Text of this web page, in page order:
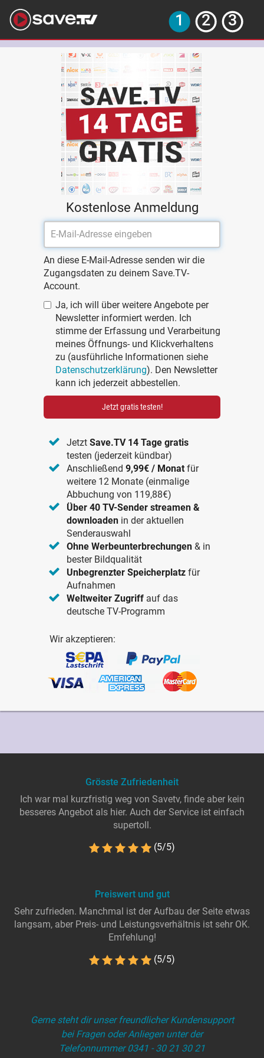
Kostenlose Anmeldung
An diese E-Mail-Adresse senden wir die
Zugangsdaten zu deinem Save.TV-
Account.
Ja, ich will über weitere Angebote per
Newsletter informiert werden. Ich
stimme der Erfassung und Verarbeitung
meines Öffnungs- und Klickverhaltens
zu (ausführliche Informationen siehe
Datenschutzerklärung). Den Newsletter
kann ich jederzeit abbestellen.
Jetzt gratis testen!
JetztSave.TV 14 Tage gratis
testen (jederzeit kündbar)
Anschließend9,99€ / Monat für
weitere 12 Monate (einmalige
Abbuchung von 119,88€)
Über 40 TV-Sender streamen &
downloaden in der aktuellen
Senderauswahl
Ohne Werbeunterbrechungen & in
bester Bildqualität
Unbegrenzter Speicherplatz für
Aufnahmen
Weltweiter Zugriff auf das
deutsche TV-Programm
Wir akzeptieren:
Grösste Zufriedenheit
Ich war mal kurzfristig weg von Savetv, finde aber kein
besseres Angebot als hier. Auch der Service ist einfach
supertoll.
(5/5)
Preiswert und gut
Sehr zufrieden. Manchmal ist der Aufbau der Seite etwas
langsam, aber Preis- und Leistungsverhältnis ist sehr OK.
Emfehlung!
(5/5)
Gerne steht dir unser freundlicher Kundensupport
bei Fragen oder Anliegen unter der
Telefonnummer 0341 - 30 21 30 21